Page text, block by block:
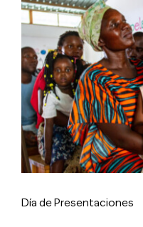
imagen
grande
Día de Presentaciones